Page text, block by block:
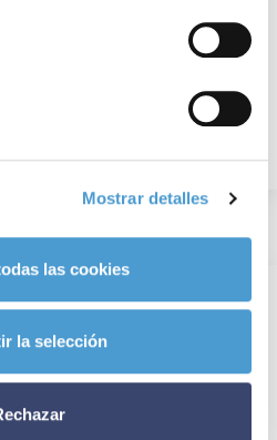
Mostrar detalles
las cookies
la selección